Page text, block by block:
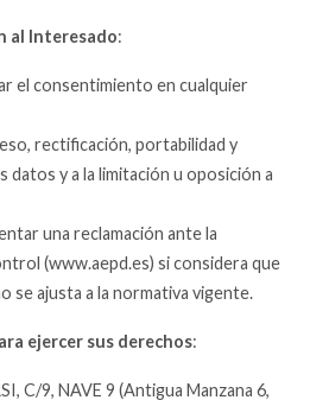
al Interesado:
el consentimiento en cualquier
rectificación, portabilidad y
datos y a la limitación u oposición a
una reclamación ante la
(www.aepd.es) si considera que
se ajusta a la normativa vigente.
ejercer sus derechos:
C/9, NAVE 9 (Antigua Manzana 6,